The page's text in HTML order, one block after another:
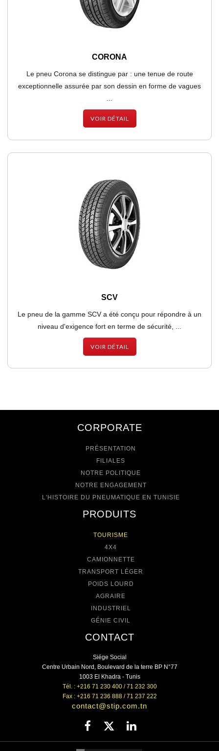
CORONA
Le pneu Corona se distingue par : une tenue de route
exceptionnelle assurée par son dessin en forme de vagues
...
VOIR DÉTAIL
SCV
Le pneu de la gamme SCV a été conçu pour répondre à un
niveau d'exigence fort en terme de sécurité, ...
VOIR DÉTAIL
CORPORATE
PRÉSENTATION
FILIALES
NOTRE POLITIQUE
NOTRE ENGAGEMENT
L'HISTOIRE DU PNEUMATIQUE EN TUNISIE
PRODUITS
TOURISME
4X4
CAMIONNETTE
TRANSPORT LÉGER
POIDS LOURD
AGRAIRE
INDUSTRIEL
GÉNIE CIVIL
CONTACT
Siége Social
Centre Urbain Nord, Boulevard de la terre BP N°77
1003 El Khadra - Tunis
Tél. : +216 71 230 400 / 71 232 300
Fax : +216 71 236 888 / 71 237 222
contact@stip.com.tn